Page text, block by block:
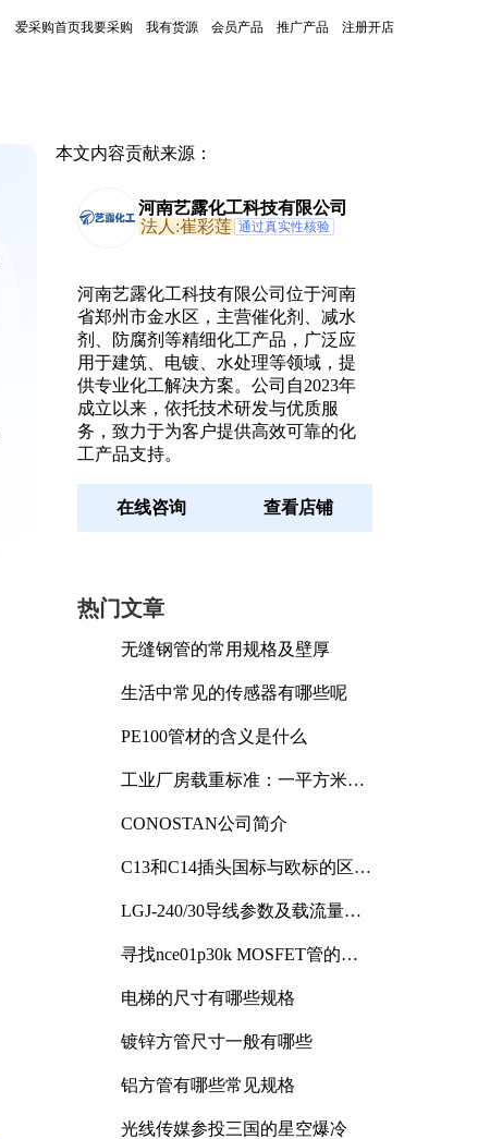
爱采购首页我要采购 我有货源 会员产品 推广产品 注册开店
本文内容贡献来源：
河南艺露化工科技有限公司
法人:崔彩莲 通过真实性核验
河南艺露化工科技有限公司位于河南
省郑州市金水区，主营催化剂、减水
剂、防腐剂等精细化工产品，广泛应
用于建筑、电镀、水处理等领域，提
供专业化工解决方案。公司自2023年
成立以来，依托技术研发与优质服
务，致力于为客户提供高效可靠的化
工产品支持。
在线咨询 查看店铺
热门文章
无缝钢管的常用规格及壁厚
生活中常见的传感器有哪些呢
PE100管材的含义是什么
工业厂房载重标准：一平方米能
CONOSTAN公司简介
C13和C14插头国标与欧标的区别
LGJ-240/30导线参数及载流量解
寻找nce01p30k MOSFET管的合
电梯的尺寸有哪些规格
镀锌方管尺寸一般有哪些
铝方管有哪些常见规格
光线传媒参投三国的星空爆冷